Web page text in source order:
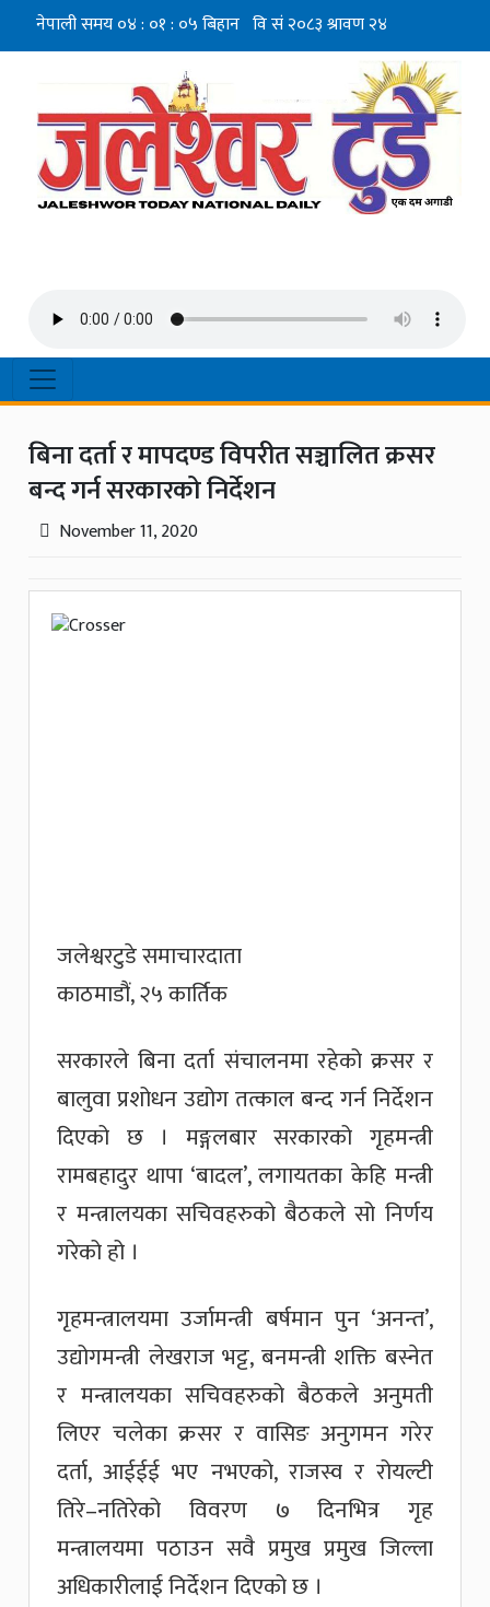
बिना दर्ता र मापदण्ड विपरीत सञ्चालित क्रसर
बन्द गर्न सरकारको निर्देशन
November 11, 2020
जलेश्वरटुडे समाचारदाता
काठमाडौं, २५ कार्तिक
सरकारले बिना दर्ता संचालनमा रहेको क्रसर र
बालुवा प्रशोधन उद्योग तत्काल बन्द गर्न निर्देशन
दिएको छ । मङ्गलबार सरकारको गृहमन्त्री
रामबहादुर थापा ‘बादल’, लगायतका केहि मन्त्री
र मन्त्रालयका सचिवहरुको बैठकले सो निर्णय
गरेको हो ।
गृहमन्त्रालयमा उर्जामन्त्री बर्षमान पुन ‘अनन्त’,
उद्योगमन्त्री लेखराज भट्ट, बनमन्त्री शक्ति बस्नेत
र मन्त्रालयका सचिवहरुको बैठकले अनुमती
लिएर चलेका क्रसर र वासिङ अनुगमन गरेर
दर्ता, आईईई भए नभएको, राजस्व र रोयल्टी
तिरे–नतिरेको विवरण ७ दिनभित्र गृह
मन्त्रालयमा पठाउन सवै प्रमुख प्रमुख जिल्ला
अधिकारीलाई निर्देशन दिएको छ ।